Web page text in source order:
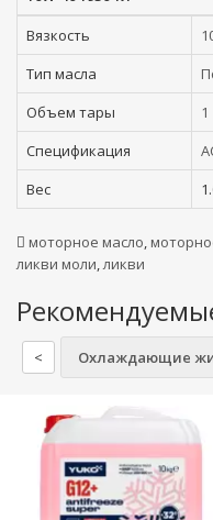
Вязкость
Тип масла
Объем тары
1
Спецификация
Вес
моторное масло,
ликви моли,ликви
< Охлаждающие